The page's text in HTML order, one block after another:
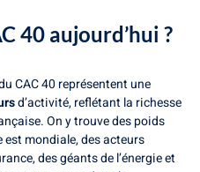
40 aujourd’hui ?
CAC 40 représentent une
d’activité, reflétant la richesse
On y trouve des poids
est mondiale, des acteurs
des géants de l’énergie et